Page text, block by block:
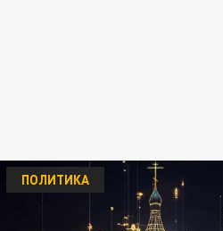
ПОЛИТИКА